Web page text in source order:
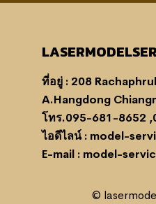
ที่อยู่ : 208
A.Hangdong
โทร.095-681-8652
ไอดีไลน์ : model-
E-mail : model-
©